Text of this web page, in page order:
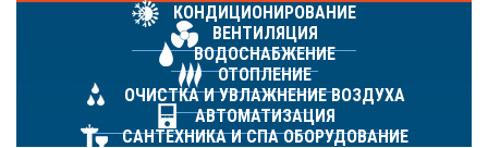
КОНДИЦИОНИРОВАНИЕ
ВЕНТИЛЯЦИЯ
ВОДОСНАБЖЕНИЕ
ОТОПЛЕНИЕ
ОЧИСТКА И УВЛАЖНЕНИЕ ВОЗДУХА
АВТОМАТИЗАЦИЯ
САНТЕХНИКА И СПА ОБОРУДОВАНИЕ